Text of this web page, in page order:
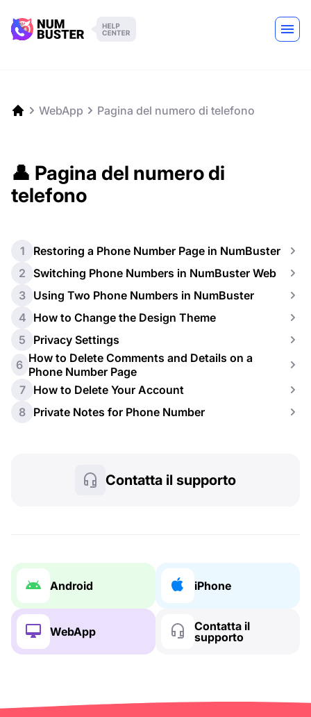
WebApp Pagina del numero di telefono
👤 Pagina del numero di
telefono
1
Restoring a Phone Number Page in NumBuster
2 Switching Phone Numbers in NumBuster Web
3 Using Two Phone Numbers in NumBuster
4 How to Change the Design Theme
5
Privacy Settings
6 How to Delete Comments and Details on a
Phone Number Page
7
How to Delete Your Account
8 Private Notes for Phone Number
Contatta il supporto
Android iPhone
WebApp
Contatta il
supporto